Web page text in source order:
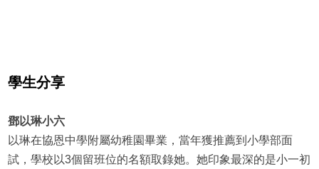
學生分享
鄧以琳小六
以琳在協恩中學附屬幼稚園畢業，當年獲推薦到小學部面
試，學校以3個留班位的名額取錄她。她印象最深的是小一初